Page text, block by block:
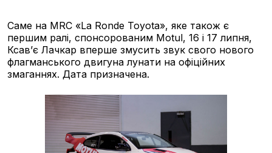
Саме на MRC «La Ronde Toyota», яке також є
першим ралі, спонсорованим Motul, 16 і 17 липня,
Ксав’є Лачкар вперше змусить звук свого нового
флагманського двигуна лунати на офіційних
змаганнях. Дата призначена.